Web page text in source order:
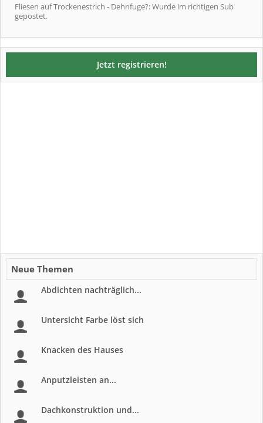
Fliesen auf Trockenestrich - Dehnfuge?: Wurde im richtigen Sub
gepostet.
Jetzt registrieren!
Neue Themen
Abdichten nachträglich...
Untersicht Farbe löst sich
Knacken des Hauses
Anputzleisten an...
Dachkonstruktion und...